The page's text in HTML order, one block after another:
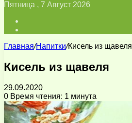
Пятница , 7 Август 2026
Главная/Напитки/Кисель из щавеля
Кисель из щавеля
29.09.2020
0 Время чтения: 1 минута